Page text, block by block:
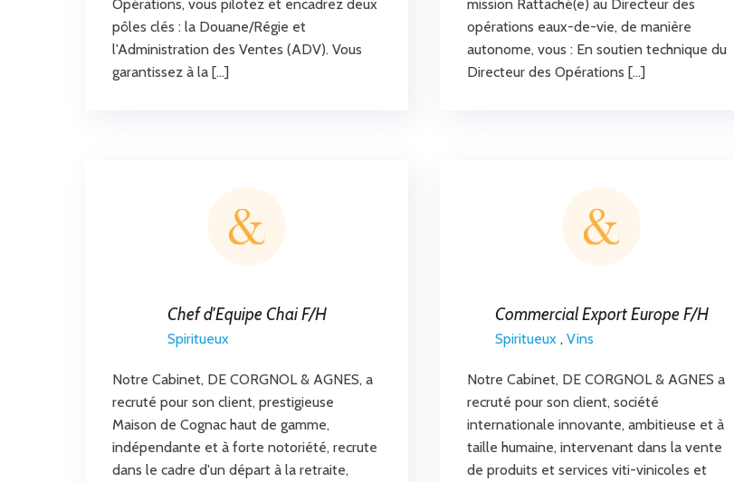
Opérations, vous pilotez et encadrez deux
pôles clés : la Douane/Régie et
l'Administration des Ventes (ADV). Vous
garantissez à la […]
mission Rattaché(e) au Directeur des
opérations eaux-de-vie, de manière
autonome, vous : En soutien technique du
Directeur des Opérations […]
Chef d'Equipe Chai F/H
Spiritueux
Notre Cabinet, DE CORGNOL & AGNES, a
recruté pour son client, prestigieuse
Maison de Cognac haut de gamme,
indépendante et à forte notoriété, recrute
dans le cadre d'un départ à la retraite,
Commercial Export Europe F/H
Spiritueux, Vins
Notre Cabinet, DE CORGNOL & AGNES a
recruté pour son client, société
internationale innovante, ambitieuse et à
taille humaine, intervenant dans la vente
de produits et services viti-vinicoles et